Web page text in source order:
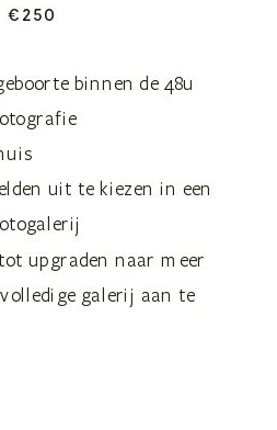
€250
binnen de 48u
uit te kiezen in een
upgraden naar meer
galerij aan te